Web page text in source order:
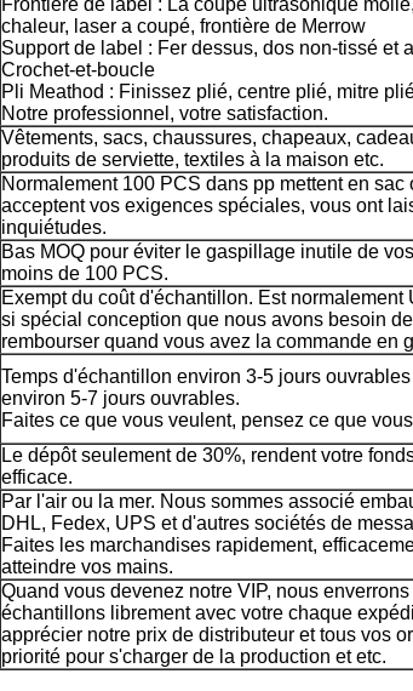
Frontière de label : La coupe ultrasonique
chaleur, laser a coupé, frontière de Merrow
Support de label : Fer dessus, dos non-tissé et
Crochet-et-boucle
Pli Meathod : Finissez plié, centre plié, mitre
Notre professionnel, votre satisfaction.
Vêtements, sacs, chaussures, chapeaux,
produits de serviette, textiles à la maison etc.
Normalement 100 PCS dans pp mettent en sac
acceptent vos exigences spéciales, vous ont
inquiétudes.
Bas MOQ pour éviter le gaspillage inutile de
moins de 100 PCS.
Exempt du coût d'échantillon. Est normalement
si spécial conception que nous avons besoin
rembourser quand vous avez la commande en
Temps d'échantillon environ 3-5 jours
environ 5-7 jours ouvrables.
Faites ce que vous veulent, pensez ce que
Le dépôt seulement de 30%, rendent votre
efficace.
Par l'air ou la mer. Nous sommes associé
DHL, Fedex, UPS et d'autres sociétés de
Faites les marchandises rapidement,
atteindre vos mains.
Quand vous devenez notre VIP, nous
échantillons librement avec votre chaque
apprécier notre prix de distributeur et tous vos
priorité pour s'charger de la production et etc.